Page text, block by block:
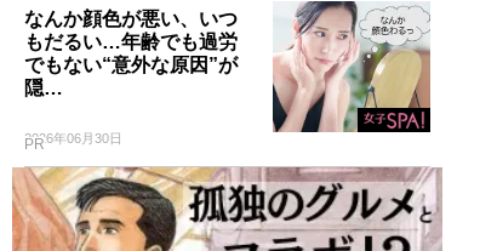
なんか顔色が悪い、いつ
もだるい…年齢でも過労
でもない“意外な原因”が
隠…
2026年06月30日
PR